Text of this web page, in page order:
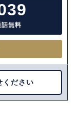
無料
ください